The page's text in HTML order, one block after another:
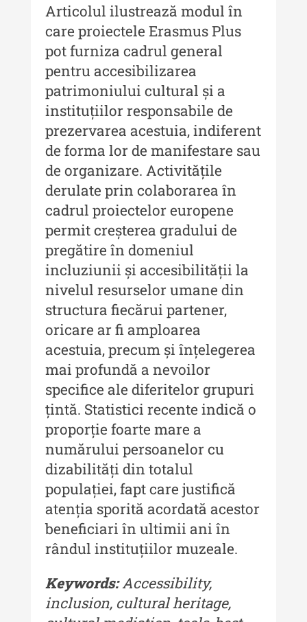
Buletinul Muzeului Științei și
Tehnicii ”Ștefan Procopiu” - An
XIV / Nr. 14 / 2020
Buletinul Muzeului Științei și
Tehnicii ”Ștefan Procopiu” - An
XII / Nr. 13 / 2019
Indexul Complet
Buletinul Centrului de Cercetare și
Conservare-Restaurare a
Patrimoniului
Buletinul Centrului de Cercetare
și Conservare-Restaurare a
Patrimoniului - 2021
Buletinul Centrului de Cercetare
și Conservare-Restaurare a
Patrimoniului - 2020
Buletinul Centrului de Cercetare
și Conservare-Restaurare a
Patrimoniului - 2019
Indexul Complet
MediCult - Revista de mediere
culturală
MediCult - Revista de mediere
culturală IV (2025)
MediCult - Revista de mediere
culturală III (2024)
culturală II (2023)
Indexul Complet
Articolul ilustrează modul în
care proiectele Erasmus Plus
pot furniza cadrul general
pentru accesibilizarea
patrimoniului cultural și a
instituțiilor responsabile de
prezervarea acestuia, indiferent
de forma lor de manifestare sau
de organizare. Activitățile
derulate prin colaborarea în
cadrul proiectelor europene
permit creșterea gradului de
pregătire în domeniul
incluziunii și accesibilității la
nivelul resurselor umane din
structura fiecărui partener,
oricare ar fi amploarea
acestuia, precum și înțelegerea
mai profundă a nevoilor
specifice ale diferitelor grupuri
țintă. Statistici recente indică o
proporție foarte mare a
numărului persoanelor cu
dizabilități din totalul
populației, fapt care justifică
atenția sporită acordată acestor
beneficiari în ultimii ani în
rândul instituțiilor muzeale.
Keywords:Accessibility,
inclusion, cultural heritage,